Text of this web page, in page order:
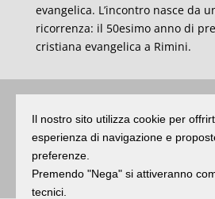
evangelica. L’incontro nasce da
ricorrenza: il 50esimo anno di
cristiana evangelica a Rimini.
registrazione n. 2 /28/02/2012|©
Privacy | Credits
Il nostro sito utilizza cookie per
esperienza di navigazione e
preferenze.
Premendo "Nega" si attiveranno
tecnici.